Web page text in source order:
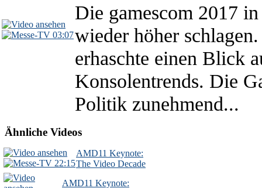
03:07
Die gamescom 2017
wieder höher
erhaschte einen Blick
Konsolentrends. Die
Politik zunehmend...
Ähnliche Videos
22:15
AMD11 Keynote:
The Video Decade
AMD11 Keynote: